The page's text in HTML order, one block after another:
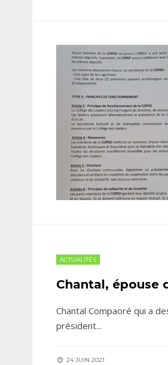
ACTUALITÉS
Chantal, épouse
Chantal Compaoré qui a
président...
24 JUIN 2021